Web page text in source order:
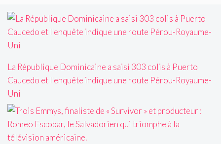
La République Dominicaine a saisi 303 colis à Puerto
Caucedo et l'enquête indique une route Pérou-Royaume-
Uni